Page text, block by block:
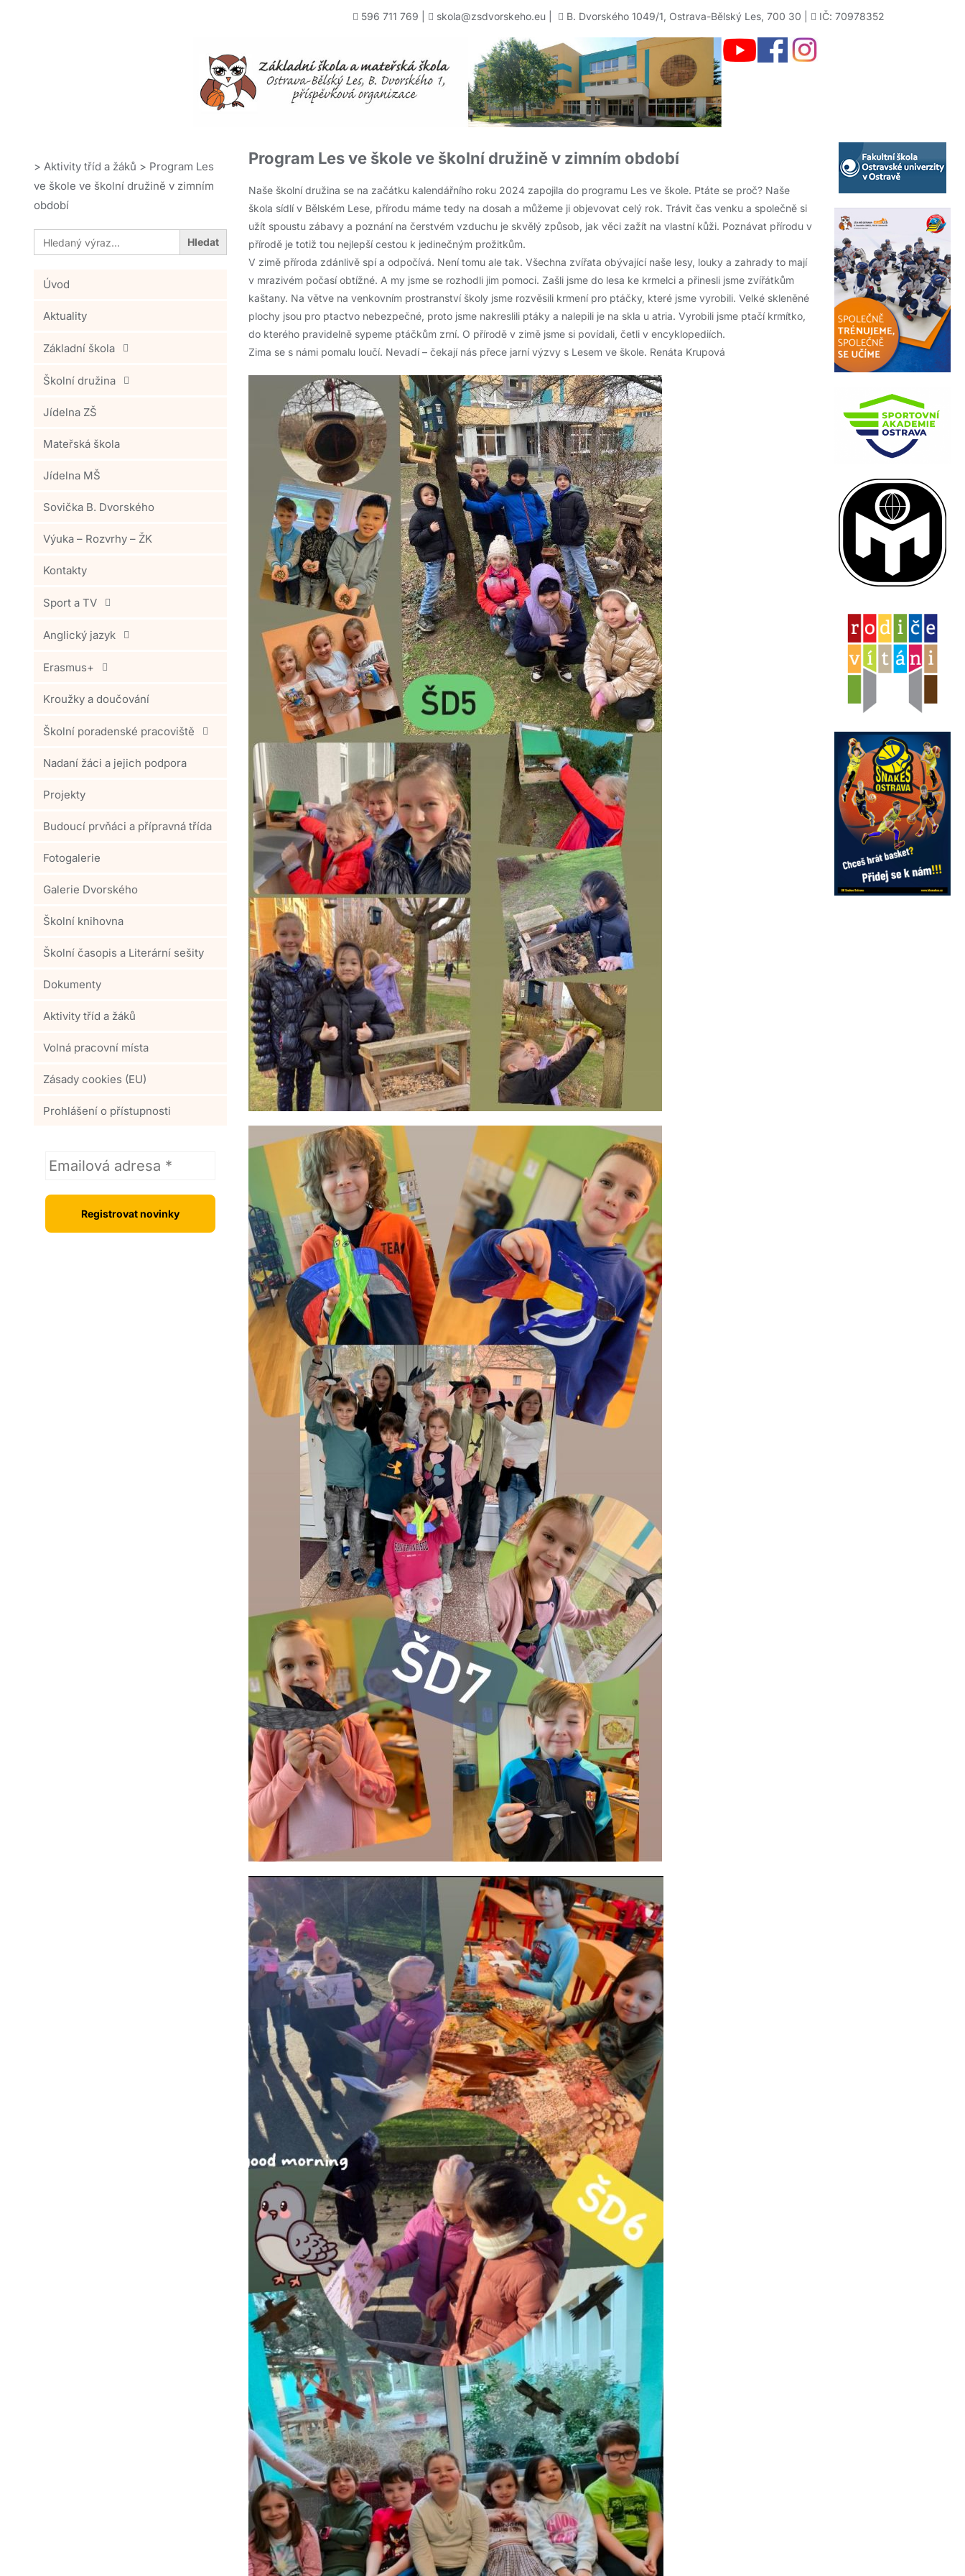
596 711 769 skola@zsdvorskeho.eu B. Dvorského 1049/1, Ostrava-Bělský Les, 700 30 | IČ: 70978352
> Aktivity tříd a žáků > Program Les
ve škole ve školní družině v zimním
období
Search
for:
Úvod
Aktuality
Základní škola
Školní družina
Jídelna ZŠ
Mateřská škola
Jídelna MŠ
Sovička B. Dvorského
Výuka – Rozvrhy – ŽK
Kontakty
Sport a TV
Anglický jazyk
Erasmus+
Kroužky a doučování
Školní poradenské pracoviště
Nadaní žáci a jejich podpora
Projekty
Budoucí prvňáci a přípravná třída
Fotogalerie
Galerie Dvorského
Školní knihovna
Školní časopis a Literární sešity
Dokumenty
Aktivity tříd a žáků
Volná pracovní místa
Zásady cookies (EU)
Prohlášení o přístupnosti
Program Les ve škole ve školní družině v zimním období
Naše školní družina se na začátku kalendářního roku 2024 zapojila do programu Les ve škole. Ptáte se proč? Naše
škola sídlí v Bělském Lese, přírodu máme tedy na dosah a můžeme ji objevovat celý rok. Trávit čas venku a společně si
užít spoustu zábavy a poznání na čerstvém vzduchu je skvělý způsob, jak věci zažít na vlastní kůži. Poznávat přírodu v
přírodě je totiž tou nejlepší cestou k jedinečným prožitkům.
V zimě příroda zdánlivě spí a odpočívá. Není tomu ale tak. Všechna zvířata obývající naše lesy, louky a zahrady to mají
v mrazivém počasí obtížné. A my jsme se rozhodli jim pomoci. Zašli jsme do lesa ke krmelci a přinesli jsme zvířátkům
kaštany. Na větve na venkovním prostranství školy jsme rozvěsili krmení pro ptáčky, které jsme vyrobili. Velké skleněné
plochy jsou pro ptactvo nebezpečné, proto jsme nakreslili ptáky a nalepili je na skla u atria. Vyrobili jsme ptačí krmítko,
do kterého pravidelně sypeme ptáčkům zrní. O přírodě v zimě jsme si povídali, četli v encyklopediích.
Zima se s námi pomalu loučí. Nevadí – čekají nás přece jarní výzvy s Lesem ve škole. Renáta Krupová